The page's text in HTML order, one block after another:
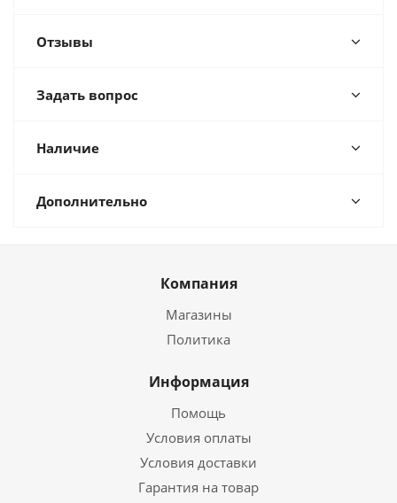
Отзывы
Задать вопрос
Наличие
Дополнительно
Компания
Магазины
Политика
Информация
Помощь
Условия оплаты
Условия доставки
Гарантия на товар